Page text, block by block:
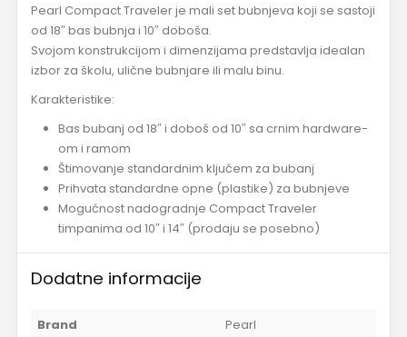
Pearl Compact Traveler je mali set bubnjeva koji se sastoji
od 18″ bas bubnja i 10″ doboša.
Svojom konstrukcijom i dimenzijama predstavlja idealan
izbor za školu, ulične bubnjare ili malu binu.
Karakteristike:
Bas bubanj od 18″ i doboš od 10″ sa crnim hardware-
om i ramom
Štimovanje standardnim ključem za bubanj
Prihvata standardne opne (plastike) za bubnjeve
Mogućnost nadogradnje Compact Traveler
timpanima od 10″ i 14″ (prodaju se posebno)
Dodatne informacije
Brand Pearl